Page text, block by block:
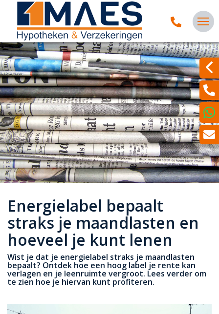
Energielabel bepaalt
straks je maandlasten en
hoeveel je kunt lenen
Wist je dat je energielabel straks je maandlasten
bepaalt? Ontdek hoe een hoog label je rente kan
verlagen en je leenruimte vergroot. Lees verder om
te zien hoe je hiervan kunt profiteren.